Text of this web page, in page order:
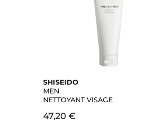
SHISEIDO
MEN
NETTOYANT VISAGE
47,20 €